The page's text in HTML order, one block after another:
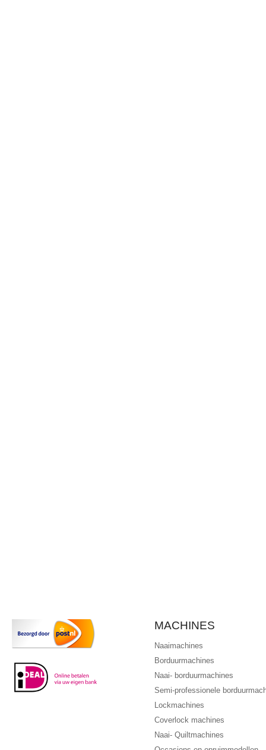
MACHINES
Naaimachines
Borduurmachines
Naai- borduurmachines
Semi-professionele
Lockmachines
Coverlock machines
Naai- Quiltmachines